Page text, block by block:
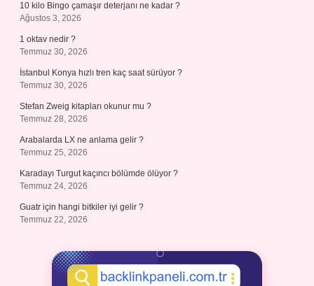
10 kilo Bingo çamaşır deterjanı ne kadar ?
Ağustos 3, 2026
1 oktav nedir ?
Temmuz 30, 2026
İstanbul Konya hızlı tren kaç saat sürüyor ?
Temmuz 30, 2026
Stefan Zweig kitapları okunur mu ?
Temmuz 28, 2026
Arabalarda LX ne anlama gelir ?
Temmuz 25, 2026
Karadayı Turgut kaçıncı bölümde ölüyor ?
Temmuz 24, 2026
Guatr için hangi bitkiler iyi gelir ?
Temmuz 22, 2026